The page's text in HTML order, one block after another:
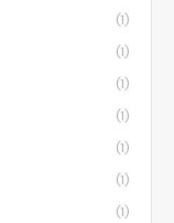
(1)
(1)
(1)
(1)
(1)
(1)
(1)